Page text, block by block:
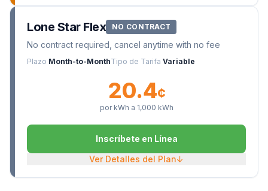
Lone Star Flex NO CONTRACT
No contract required, cancel anytime with no fee
Plazo Month-to-MonthTipo de Tarifa Variable
20.4¢
por kWh a 1,000 kWh
Inscríbete en Línea
Ver Detalles del Plan↓